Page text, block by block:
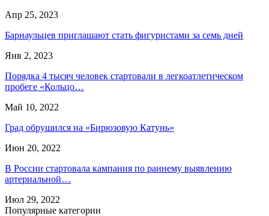
Апр 25, 2023
Барнаульцев приглашают стать фигуристами за семь дней
Янв 2, 2023
Порядка 4 тысяч человек стартовали в легкоатлетическом
пробеге «Кольцо…
Май 10, 2022
Град обрушился на «Бирюзовую Катунь»
Июн 20, 2022
В России стартовала кампания по раннему выявлению
артериальной…
Июл 29, 2022
Популярные категории